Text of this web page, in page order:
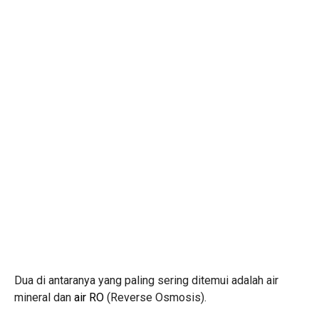
Dua di antaranya yang paling sering ditemui adalah air
mineral dan air RO (Reverse Osmosis).